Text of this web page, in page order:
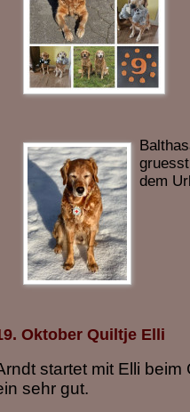
dem
Oktober Quiltje Elli
startet mit Elli
sehr gut.